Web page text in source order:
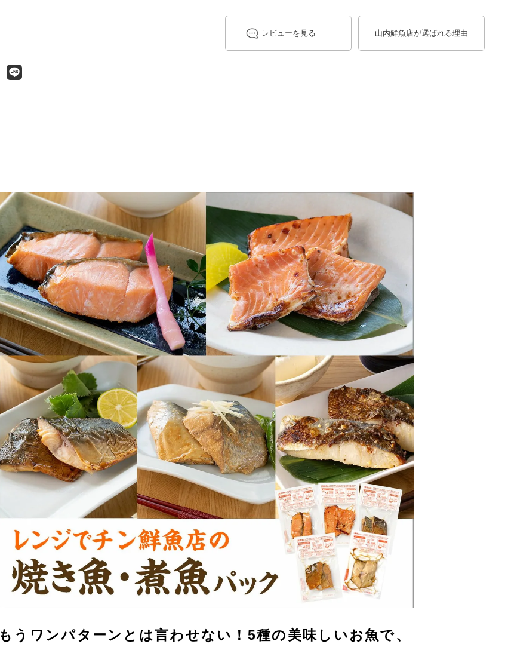
レビューを見る 山内鮮魚店が選ばれる理由
もうワンパターンとは言わせない！5種の美味しいお魚で、